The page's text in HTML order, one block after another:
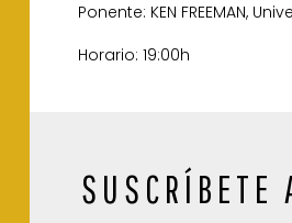
Ponente: KEN FREEMAN,
Horario: 19:00h
SUSCRÍBETE